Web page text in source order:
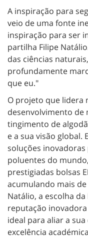
A inspiração para
veio de uma fonte
inspiração para ser
partilha Filipe
das ciências
profundamente
que eu."
O projeto que lidera
desenvolvimento de
tingimento de
e a sua visão
soluções
poluentes do
prestigiadas bolsas
acumulando mais
Natálio, a escolha
reputação inovadora
ideal para aliar a
excelência